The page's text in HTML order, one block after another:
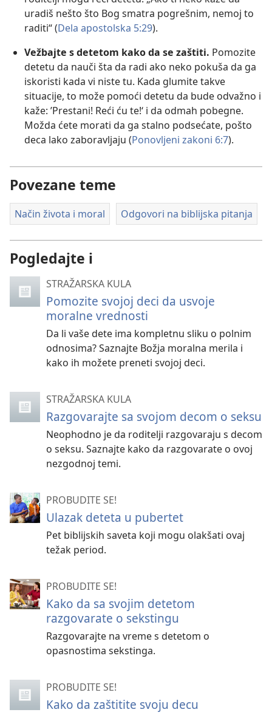
uradiš nešto što Bog smatra pogrešnim, nemoj to
raditi“ (Dela apostolska 5:29).
Vežbajte s detetom kako da se zaštiti. Pomozite
detetu da nauči šta da radi ako neko pokuša da ga
iskoristi kada vi niste tu. Kada glumite takve
situacije, to može pomoći detetu da bude odvažno i
kaže: ’Prestani! Reći ću te!‘ i da odmah pobegne.
Možda ćete morati da ga stalno podsećate, pošto
deca lako zaboravljaju (Ponovljeni zakoni 6:7).
Povezane teme
Način života i moral Odgovori na biblijska pitanja
Pogledajte i
STRAŽARSKA KULA
Pomozite svojoj deci da usvoje
moralne vrednosti
Da li vaše dete ima kompletnu sliku o polnim
odnosima? Saznajte Božja moralna merila i
kako ih možete preneti svojoj deci.
STRAŽARSKA KULA
Razgovarajte sa svojom decom o seksu
Neophodno je da roditelji razgovaraju s decom
o seksu. Saznajte kako da razgovarate o ovoj
nezgodnoj temi.
PROBUDITE SE!
Ulazak deteta u pubertet
Pet biblijskih saveta koji mogu olakšati ovaj
težak period.
PROBUDITE SE!
Kako da sa svojim detetom
razgovarate o sekstingu
Razgovarajte na vreme s detetom o
opasnostima sekstinga.
PROBUDITE SE!
Kako da zaštitite svoju decu